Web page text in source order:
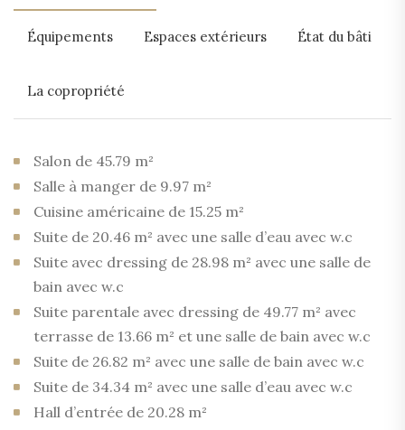
Équipements Espaces extérieurs État du bâti
La copropriété
Salon de 45.79 m²
Salle à manger de 9.97 m²
Cuisine américaine de 15.25 m²
Suite de 20.46 m² avec une salle d’eau avec w.c
Suite avec dressing de 28.98 m² avec une salle de
bain avec w.c
Suite parentale avec dressing de 49.77 m² avec
terrasse de 13.66 m² et une salle de bain avec w.c
Suite de 26.82 m² avec une salle de bain avec w.c
Suite de 34.34 m² avec une salle d’eau avec w.c
Hall d’entrée de 20.28 m²